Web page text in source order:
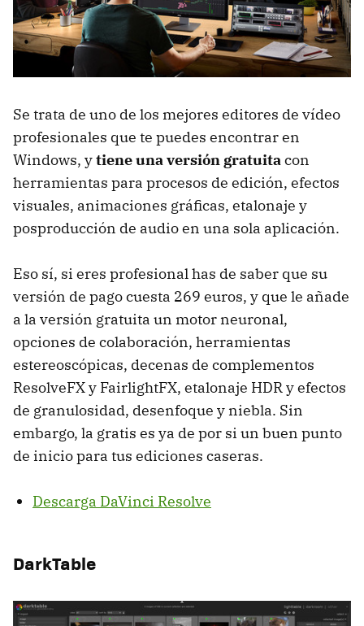
Se trata de uno de los mejores editores de vídeo
profesionales que te puedes encontrar en
Windows, ytiene una versión gratuitacon
herramientas para procesos de edición, efectos
visuales, animaciones gráficas, etalonaje y
posproducción de audio en una sola aplicación.
Eso sí, si eres profesional has de saber que su
versión de pago cuesta 269 euros, y que le añade
a la versión gratuita un motor neuronal,
opciones de colaboración, herramientas
estereoscópicas, decenas de complementos
ResolveFX y FairlightFX, etalonaje HDR y efectos
de granulosidad, desenfoque y niebla. Sin
embargo, la gratis es ya de por si un buen punto
de inicio para tus ediciones caseras.
Descarga DaVinci Resolve
DarkTable